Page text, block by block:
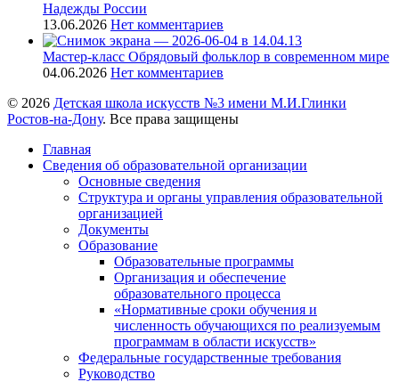
Надежды России
13.06.2026 Нет комментариев
Мастер-класс Обрядовый фольклор в современном мире
04.06.2026 Нет комментариев
© 2026 Детская школа искусств №3 имени М.И.Глинки
Ростов-на-Дону. Все права защищены
Главная
Сведения об образовательной организации
Основные сведения
Структура и органы управления образовательной
организацией
Документы
Образование
Образовательные программы
Организация и обеспечение
образовательного процесса
«Нормативные сроки обучения и
численность обучающихся по реализуемым
программам в области искусств»
Федеральные государственные требования
Руководство